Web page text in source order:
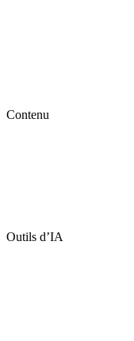
Contenu
Outils d’IA